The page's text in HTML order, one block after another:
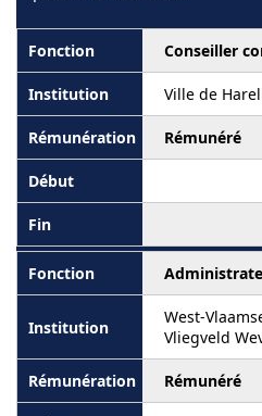
Conseiller
Ville de
Rémunéré
West-
Vliegveld
Rémunéré